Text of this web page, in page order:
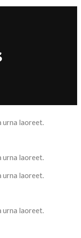
urna laoreet.
urna laoreet.
urna laoreet.
urna laoreet.